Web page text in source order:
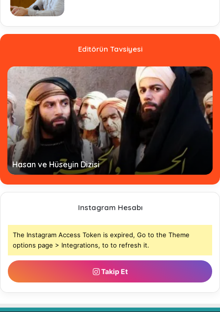
Editörün Tavsiyesi
Hz. Ömer Dizisi Türkçe Altyazılı - Tamamı
Instagram Hesabı
The Instagram Access Token is expired, Go to the Theme
options page > Integrations, to to refresh it.
Takip Et